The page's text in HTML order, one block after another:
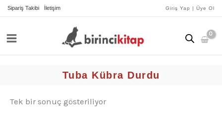
İçeriğe
Sipariş Takibi İletişim Giriş Yap | Üye Ol
Tuba Kübra Durdu
Tek bir sonuç gösteriliyor